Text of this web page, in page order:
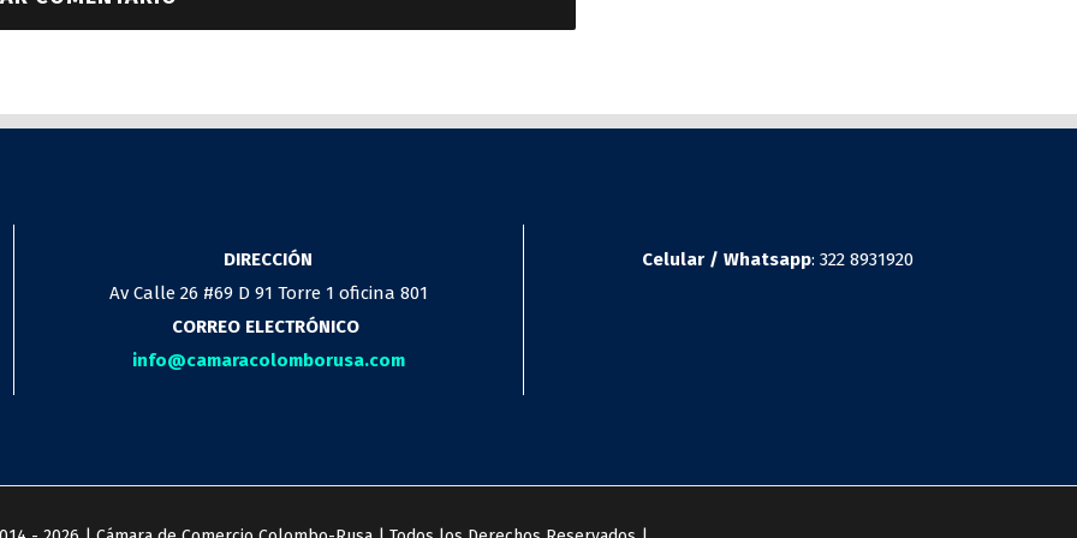
DIRECCIÓN
Av Calle 26 #69 D 91 Torre 1 oficina 801
CORREO ELECTRÓNICO
info@camaracolomborusa.com
Celular / Whatsapp: 322 8931920